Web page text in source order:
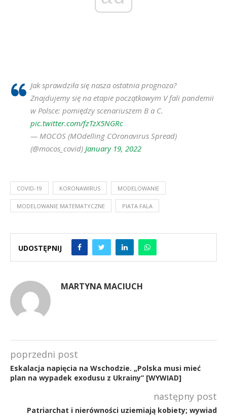
Jak sprawdziła się nasza ostatnia prognoza?
Znajdujemy się na etapie początkowym V fali pandemii
w Polsce: pomiędzy scenariuszem B a C.
pic.twitter.com/fzTzX5NGRc
— MOCOS (MOdelling COronavirus Spread)
(@mocos_covid) January 19, 2022
COVID-19 KORONAWIRUS MODELOWANIE
MODELOWANIE MATEMATYCZNE PIATA FALA
UDOSTĘPNIJ
MARTYNA MACIUCH
poprzedni post
Eskalacja napięcia na Wschodzie. „Polska musi mieć
plan na wypadek exodusu z Ukrainy” [WYWIAD]
następny post
Patriarchat i nierówności uziemiają kobiety; wywiad